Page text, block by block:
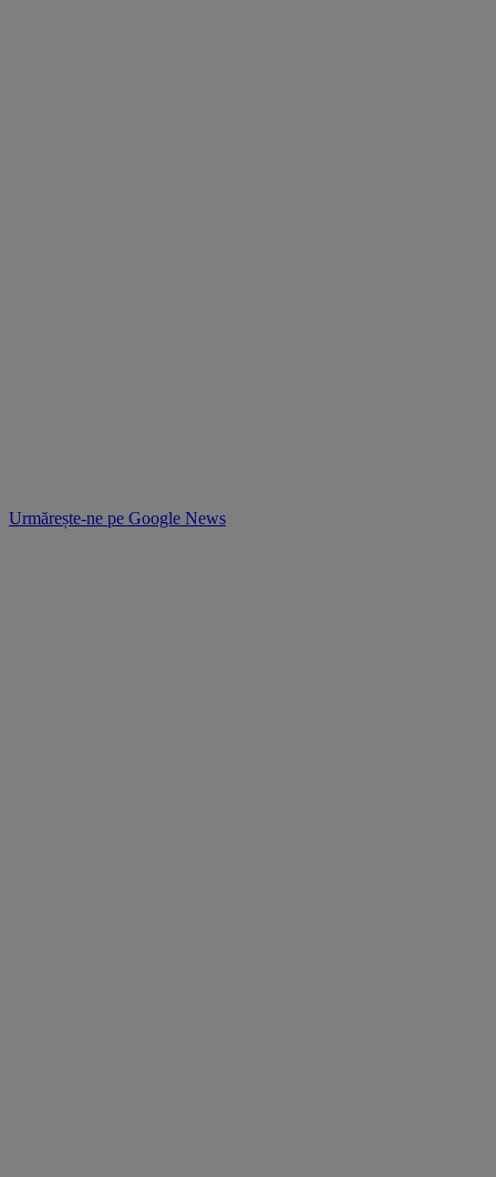
Urmărește-ne pe Google News